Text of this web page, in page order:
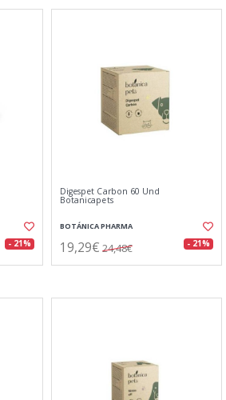
- 21%
Digespet Carbon 60 Und
Botanicapets
BOTÁNICA PHARMA
19,29€ 24,48€ - 21%